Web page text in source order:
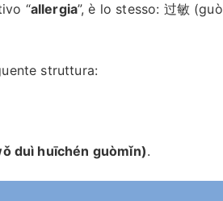
“allergia”, è lo stesso: 过敏 (guò
struttura:
duì huīchén guòmǐn).